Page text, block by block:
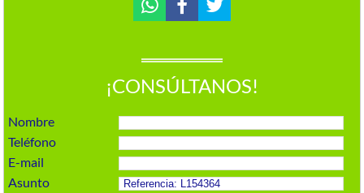
¡CONSÚLTANOS!
Nombre
Teléfono
E-mail
Asunto